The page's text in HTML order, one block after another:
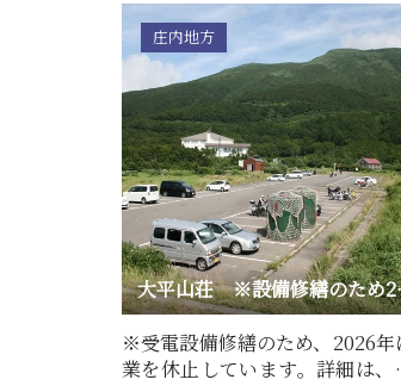
大平
庄内地方
※受電設備修繕のため、2026年
業を休止しています。詳細は、